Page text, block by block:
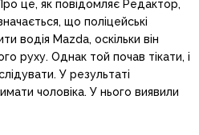
це, як повідомляє Редактор,
що поліцейські
водія Mazda, оскільки він
руху. Однак той почав тікати, і
У результаті
чоловіка. У нього виявили